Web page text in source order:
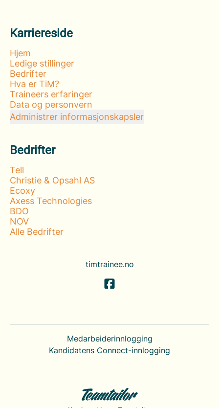
Karriereside
Hjem
Ledige stillinger
Bedrifter
Hva er TiM?
Traineers erfaringer
Data og personvern
Administrer informasjonskapsler
Bedrifter
Tell
Christie & Opsahl AS
Ecoxy
Axess Technologies
BDO
NOV
Alle Bedrifter
timtrainee.no
Medarbeiderinnlogging
Kandidatens Connect-innlogging